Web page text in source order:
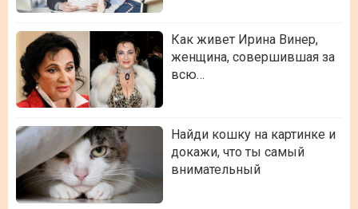
Как живет Ирина Винер,
женщина, совершившая за
всю…
Найди кошку на картинке и
докажи, что ты самый
внимательный